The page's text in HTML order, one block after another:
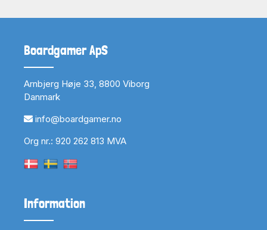
Boardgamer ApS
Arnbjerg Høje 33, 8800 Viborg
Danmark
info@boardgamer.no
Org nr.: 920 262 813 MVA
Information